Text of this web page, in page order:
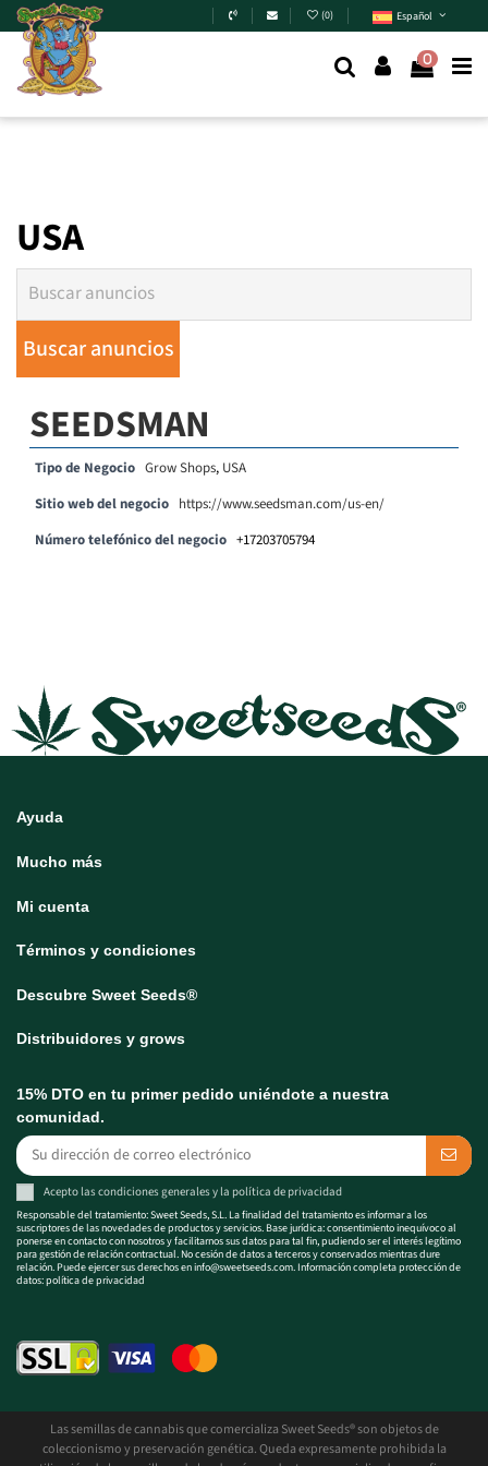
Skip to main content (0) Español
0
USA
SEEDSMAN
Tipo de Negocio Grow Shops, USA
Sitio web del negocio https://www.seedsman.com/us-en/
Número telefónico del negocio +17203705794
Ayuda
Mucho más
Mi cuenta
Términos y condiciones
Descubre Sweet Seeds®
Distribuidores y grows
15% DTO en tu primer pedido uniéndote a nuestra
comunidad.
Acepto lascondiciones generalesy la política de privacidad
Responsable del tratamiento: Sweet Seeds, S.L. La finalidad del tratamiento es informar a los
suscriptores de las novedades de productos y servicios. Base jurídica: consentimiento inequívoco al
ponerse en contacto con nosotros y facilitarnos sus datos para tal fin, pudiendo ser el interés legítimo
para gestión de relación contractual. No cesión de datos a terceros y conservados mientras dure
relación. Puede ejercer sus derechos eninfo@sweetseeds.com. Información completa protección de
datos:política de privacidad
Las semillas de cannabis que comercializa Sweet Seeds® son objetos de
coleccionismo y preservación genética. Queda expresamente prohibida la